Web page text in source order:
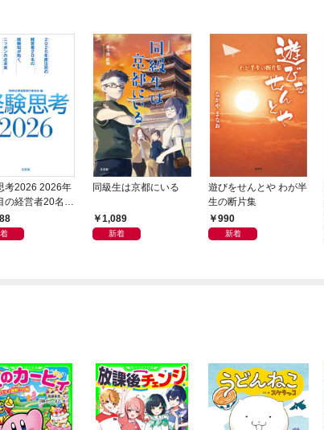
考2026 2026年
の経営者20名の
が拓く、ニッポ
未来
同級生は京都にいる
1,089
新着
遊びをせんとや わが半
生の断片集
990
新着